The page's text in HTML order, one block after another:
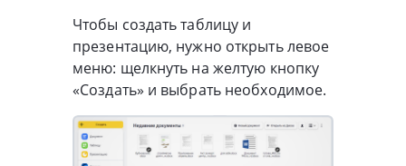
Чтобы создать таблицу и
презентацию, нужно открыть левое
меню: щелкнуть на желтую кнопку
«Создать» и выбрать необходимое.